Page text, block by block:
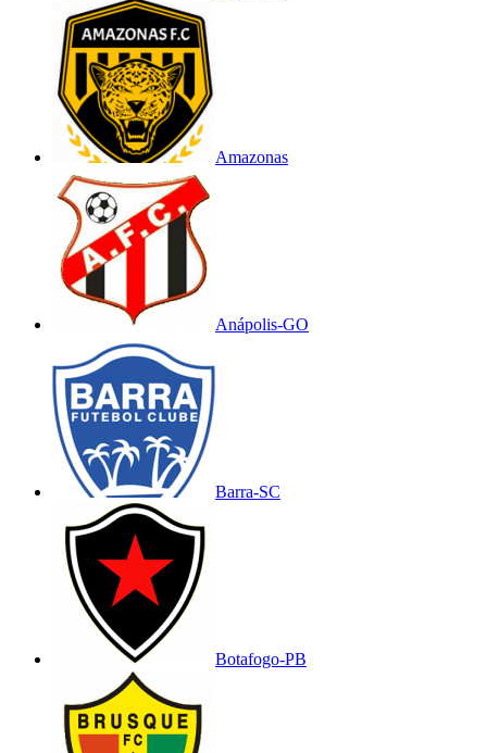
Amazonas
Anápolis-GO
Barra-SC
Botafogo-PB